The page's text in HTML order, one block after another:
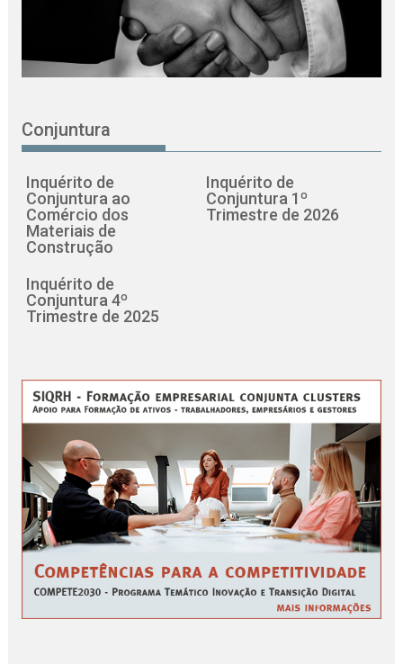
Conjuntura
Inquérito de
Conjuntura ao
Comércio dos
Materiais de
Construção
Inquérito de
Conjuntura 1º
Trimestre de 2026
Inquérito de
Conjuntura 4º
Trimestre de 2025